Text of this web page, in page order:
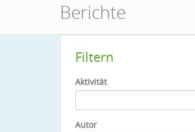
Berichte
Filtern
Aktivität
Autor